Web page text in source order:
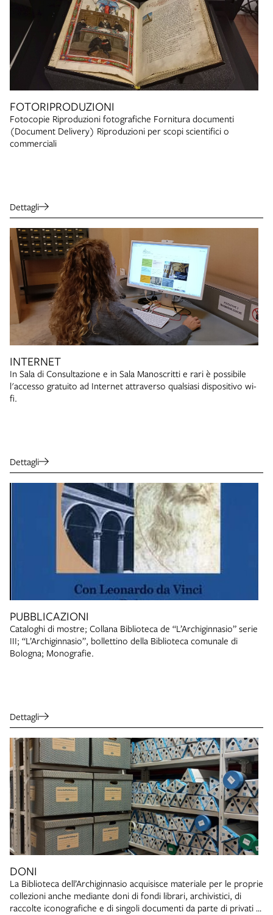
FOTORIPRODUZIONI
Fotocopie Riproduzioni fotografiche Fornitura documenti
(Document Delivery) Riproduzioni per scopi scientifici o
commerciali
Dettagli
INTERNET
In Sala di Consultazione e in Sala Manoscritti e rari è possibile
l'accesso gratuito ad Internet attraverso qualsiasi dispositivo wi-
fi.
Dettagli
PUBBLICAZIONI
Cataloghi di mostre; Collana Biblioteca de “L’Archiginnasio” serie
III; “L’Archiginnasio”, bollettino della Biblioteca comunale di
Bologna; Monografie.
Dettagli
DONI
La Biblioteca dell’Archiginnasio acquisisce materiale per le proprie
collezioni anche mediante doni di fondi librari, archivistici, di
raccolte iconografiche e di singoli documenti da parte di privati o